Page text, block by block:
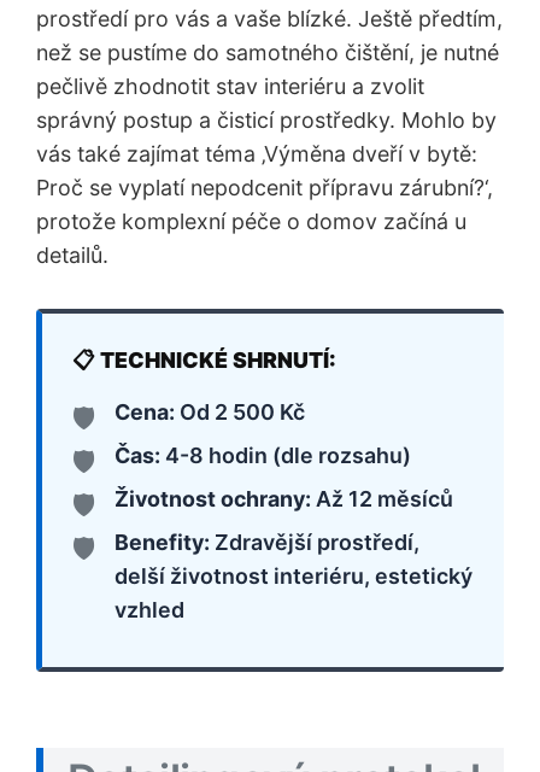
prostředí pro vás a vaše blízké. Ještě předtím,
než se pustíme do samotného čištění, je nutné
pečlivě zhodnotit stav interiéru a zvolit
správný postup a čisticí prostředky. Mohlo by
vás také zajímat téma ‚Výměna dveří v bytě:
Proč se vyplatí nepodcenit přípravu zárubní?‘,
protože komplexní péče o domov začíná u
detailů.
Cena: Od 2 500 Kč
Čas: 4-8 hodin (dle rozsahu)
Životnost ochrany: Až 12 měsíců
Benefity: Zdravější prostředí,
delší životnost interiéru, estetický
vzhled